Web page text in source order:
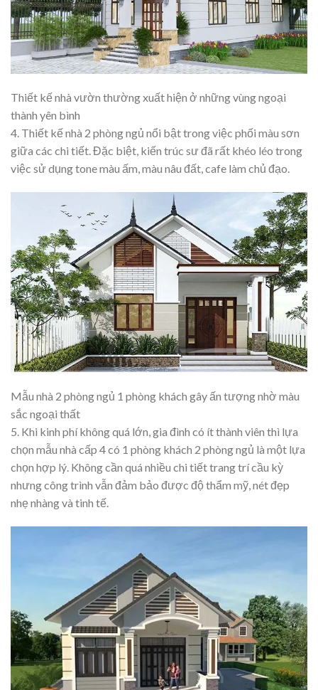
Thiết kế nhà vườn thường xuất hiện ở những vùng ngoại
thành yên bình
4. Thiết kế nhà 2 phòng ngủ nổi bật trong việc phối màu sơn
giữa các chi tiết. Đặc biệt, kiến trúc sư đã rất khéo léo trong
việc sử dụng tone màu ấm, màu nâu đất, cafe làm chủ đạo.
Mẫu nhà 2 phòng ngủ 1 phòng khách gây ấn tượng nhờ màu
sắc ngoại thất
5. Khi kinh phí không quá lớn, gia đình có ít thành viên thì lựa
chọn mẫu nhà cấp 4 có 1 phòng khách 2 phòng ngủ là một lựa
chọn hợp lý. Không cần quá nhiều chi tiết trang trí cầu kỳ
nhưng công trình vẫn đảm bảo được độ thẩm mỹ, nét đẹp
nhẹ nhàng và tinh tế.